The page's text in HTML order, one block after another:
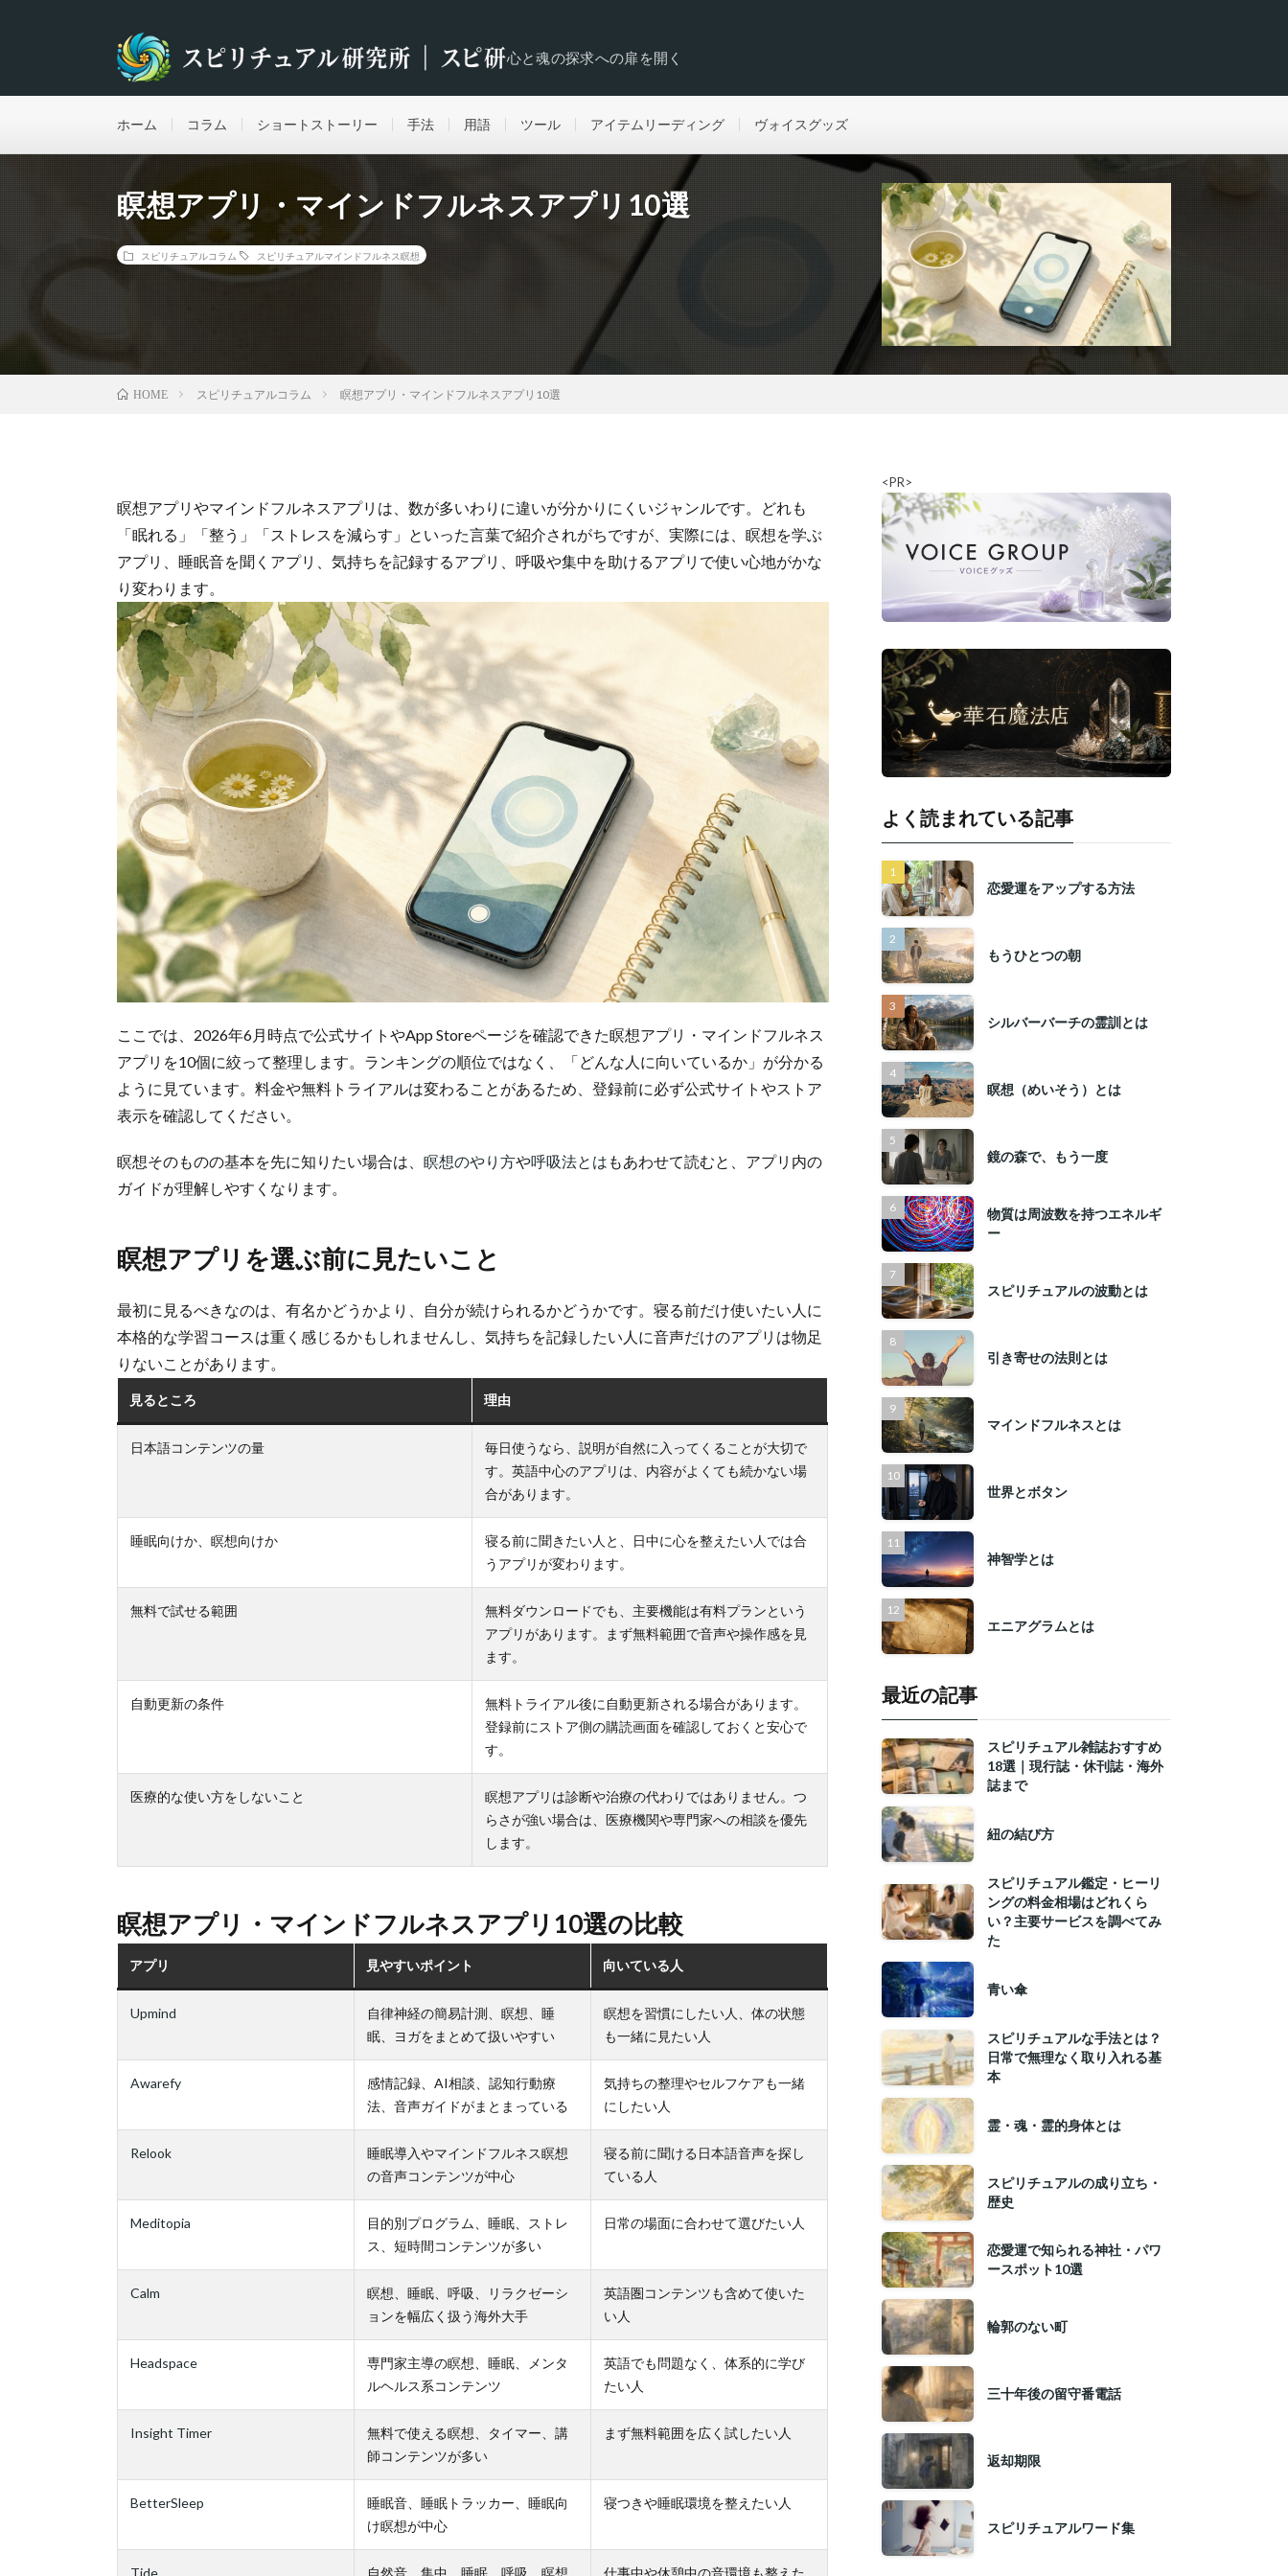
心と魂の探求への扉を開く
ホーム コラム ショートストーリー 手法 用語 ツール アイテムリーディング ヴォイスグッズ
瞑想アプリ・マインドフルネスアプリ10選
スピリチュアルコラム スピリチュアルマインドフルネス 瞑想
HOME スピリチュアルコラム 瞑想アプリ・マインドフルネスアプリ10選
瞑想アプリやマインドフルネスアプリは、数が多いわりに違いが分かりにくいジャンルです。どれも
「眠れる」「整う」「ストレスを減らす」といった言葉で紹介されがちですが、実際には、瞑想を学ぶ
アプリ、睡眠音を聞くアプリ、気持ちを記録するアプリ、呼吸や集中を助けるアプリで使い心地がかな
り変わります。
ここでは、2026年6月時点で公式サイトやApp Storeページを確認できた瞑想アプリ・マインドフルネス
アプリを10個に絞って整理します。ランキングの順位ではなく、「どんな人に向いているか」が分かる
ように見ています。料金や無料トライアルは変わることがあるため、登録前に必ず公式サイトやストア
表示を確認してください。
瞑想そのものの基本を先に知りたい場合は、 瞑想のやり方や呼吸法とは もあわせて読むと、アプリ内の
ガイドが理解しやすくなります。
瞑想アプリを選ぶ前に見たいこと
最初に見るべきなのは、有名かどうかより、自分が続けられるかどうかです。寝る前だけ使いたい人に
本格的な学習コースは重く感じるかもしれませんし、気持ちを記録したい人に音声だけのアプリは物足
りないことがあります。
見るところ 理由
日本語コンテンツの量
毎日使うなら、説明が自然に入ってくることが大切で
す。英語中心のアプリは、内容がよくても続かない場
合があります。
睡眠向けか、瞑想向けか
寝る前に聞きたい人と、日中に心を整えたい人では合
うアプリが変わります。
無料で試せる範囲
無料ダウンロードでも、主要機能は有料プランという
アプリがあります。まず無料範囲で音声や操作感を見
ます。
自動更新の条件
無料トライアル後に自動更新される場合があります。
登録前にストア側の購読画面を確認しておくと安心で
す。
医療的な使い方をしないこと
瞑想アプリは診断や治療の代わりではありません。つ
らさが強い場合は、医療機関や専門家への相談を優先
します。
瞑想アプリ・マインドフルネスアプリ10選の比較
アプリ 見やすいポイント 向いている人
Upmind
自律神経の簡易計測、瞑想、睡
眠、ヨガをまとめて扱いやすい
瞑想を習慣にしたい人、体の状態
も一緒に見たい人
Awarefy
感情記録、AI相談、認知行動療
法、音声ガイドがまとまっている
気持ちの整理やセルフケアも一緒
にしたい人
Relook
睡眠導入やマインドフルネス瞑想
の音声コンテンツが中心
寝る前に聞ける日本語音声を探し
ている人
Meditopia
目的別プログラム、睡眠、ストレ
ス、短時間コンテンツが多い
日常の場面に合わせて選びたい人
Calm
瞑想、睡眠、呼吸、リラクゼーシ
ョンを幅広く扱う海外大手
英語圏コンテンツも含めて使いた
い人
Headspace
専門家主導の瞑想、睡眠、メンタ
ルヘルス系コンテンツ
英語でも問題なく、体系的に学び
たい人
Insight Timer
無料で使える瞑想、タイマー、講
師コンテンツが多い
まず無料範囲を広く試したい人
BetterSleep
睡眠音、睡眠トラッカー、睡眠向
け瞑想が中心
寝つきや睡眠環境を整えたい人
Tide 自然音、集中、睡眠、呼吸、瞑想 仕事中や休憩中の音環境も整えた
<PR>
よく読まれている記事
恋愛運をアップする方法
もうひとつの朝
シルバーバーチの霊訓とは
瞑想（めいそう）とは
鏡の森で、もう一度
物質は周波数を持つエネルギ
ー
スピリチュアルの波動とは
引き寄せの法則とは
マインドフルネスとは
世界とボタン
神智学とは
エニアグラムとは
最近の記事
スピリチュアル雑誌おすすめ
18選｜現行誌・休刊誌・海外
誌まで
紐の結び方
スピリチュアル鑑定・ヒーリ
ングの料金相場はどれくら
い？主要サービスを調べてみ
た
青い傘
スピリチュアルな手法とは？
日常で無理なく取り入れる基
本
霊・魂・霊的身体とは
スピリチュアルの成り立ち・
歴史
恋愛運で知られる神社・パワ
ースポット10選
輪郭のない町
三十年後の留守番電話
返却期限
スピリチュアルワード集